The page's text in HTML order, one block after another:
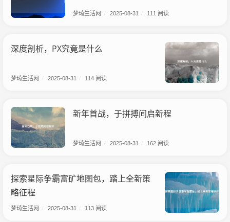
梦琦生活网 2025-08-31 111 阅读
深度剖析，PX究竟是什么
梦琦生活网 2025-08-31 114 阅读
新年首战，于拼搏间启新程
梦琦生活网 2025-08-31 162 阅读
探索星际争霸富矿地图包，踏上全新策
略征程
梦琦生活网 2025-08-31 113 阅读